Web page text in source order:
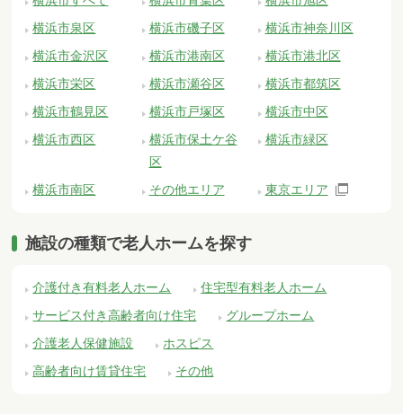
横浜市泉区
横浜市磯子区
横浜市神奈川区
横浜市金沢区
横浜市港南区
横浜市港北区
横浜市栄区
横浜市瀬谷区
横浜市都筑区
横浜市鶴見区
横浜市戸塚区
横浜市中区
横浜市西区
横浜市保土ケ谷
区
横浜市緑区
横浜市南区 その他エリア 東京エリア
施設の種類で老人ホームを探す
介護付き有料老人ホーム
住宅型有料老人ホーム
サービス付き高齢者向け住宅
グループホーム
介護老人保健施設
ホスピス
高齢者向け賃貸住宅
その他